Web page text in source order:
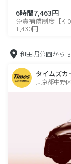
6時間7,463円
免責補償制度【K-
1,430円
和田堀公園から
タイムズカ
東京都中野